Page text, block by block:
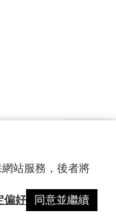
站服務，後者將
偏好 同意並繼續